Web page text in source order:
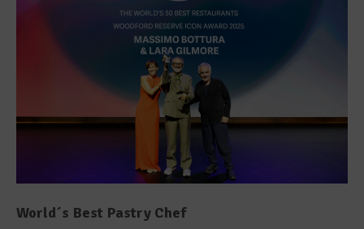
World´s Best Pastry Chef